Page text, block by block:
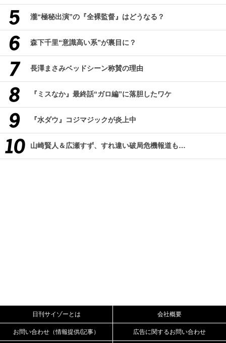
瀧“極秘出演”の『全裸監督』はどうなる？
森下千里“意識高い系”が裏目に？
長澤まさみベッドシーン称賛の理由
『ミスなか』最終話“ガロ編”に落胆したワケ
『水ダウ』コジマジックが炎上中
山崎賢人＆広瀬すず、すれ違い破局危機報道も…
日刊サイゾーとは 会社概要
お問い合わせ（情報提供/記事） 広告に関するお問い合わせ